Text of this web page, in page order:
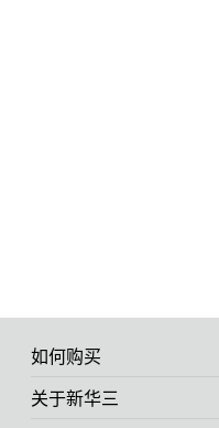
如何购买
关于新华三